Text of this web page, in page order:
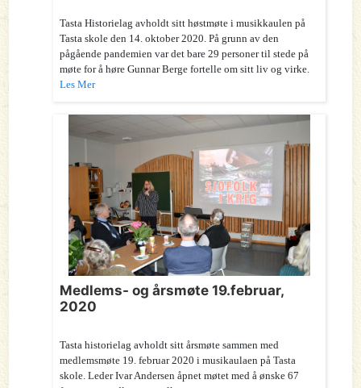
Tasta Historielag avholdt sitt høstmøte i musikkaulen på
Tasta skole den 14. oktober 2020. På grunn av den
pågående pandemien var det bare 29 personer til stede på
møte for å høre Gunnar Berge fortelle om sitt liv og virke.
Les Mer
Medlems- og årsmøte 19.februar,
2020
Tasta historielag avholdt sitt årsmøte sammen med
medlemsmøte 19. februar 2020 i musikaulaen på Tasta
skole. Leder Ivar Andersen åpnet møtet med å ønske 67